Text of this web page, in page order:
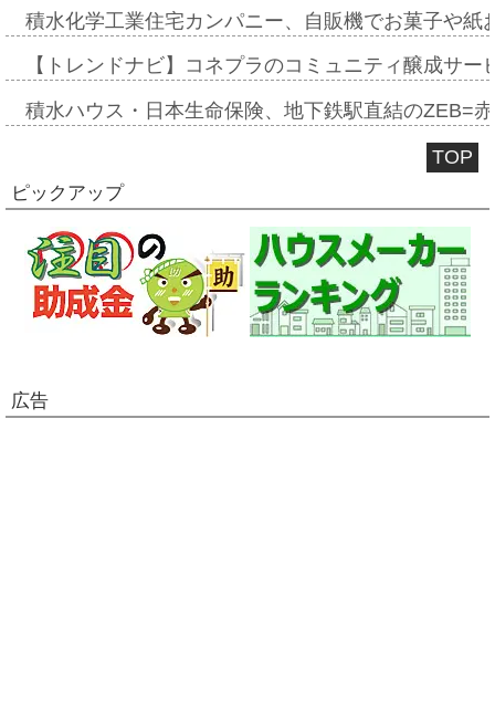
積水化学工業住宅カンパニー、自販機でお菓子や
【トレンドナビ】コネプラのコミュニティ醸成サ
積水ハウス・日本生命保険、地下鉄駅直結のZEB=
TOP
ピックアップ
広告